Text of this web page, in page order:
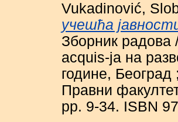
Vukadinović,
учешћа
Зборник радова
acquis-ја на
године,
Правни
pp. 9-34. ISBN